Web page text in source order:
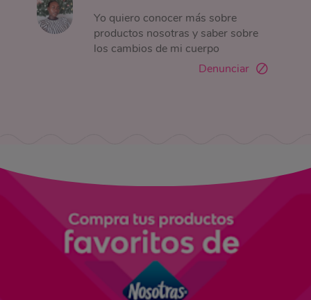
Yo quiero conocer más sobre
productos nosotras y saber sobre
los cambios de mi cuerpo
Denunciar